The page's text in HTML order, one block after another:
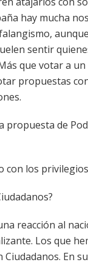
hay mucha
sentir
que votar a
propuestas
propuesta de
con los
reacción al
Los que
Ciudadanos. En